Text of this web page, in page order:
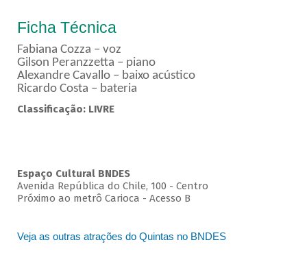
Ficha Técnica
Fabiana Cozza – voz
Gilson Peranzzetta – piano
Alexandre Cavallo – baixo acústico
Ricardo Costa – bateria
Classificação: LIVRE
Espaço Cultural BNDES
Avenida República do Chile, 100 - Centro
Próximo ao metrô Carioca - Acesso B
Veja as outras atrações do Quintas no BNDES